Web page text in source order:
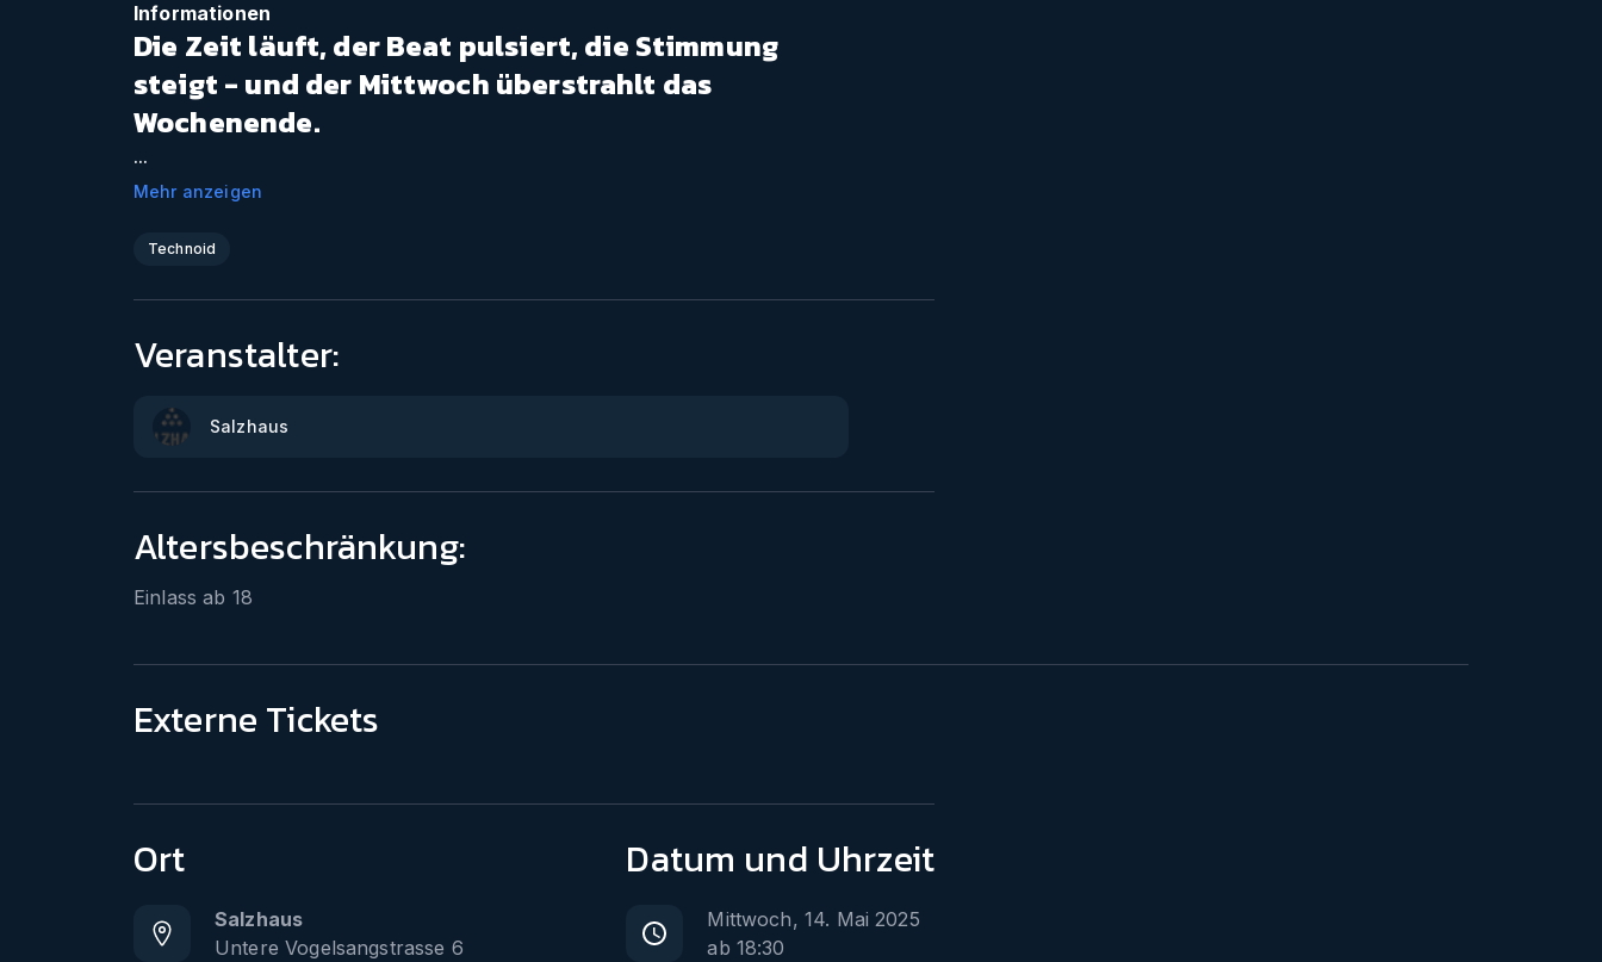
Informationen
Die Zeit läuft, der Beat pulsiert, die Stimmung
steigt - und der Mittwoch überstrahlt das
Wochenende.
...
Mehr anzeigen
Technoid
Veranstalter:
Salzhaus
Altersbeschränkung:
Einlass ab 18
Externe Tickets
Ort
Salzhaus
Untere Vogelsangstrasse 6
Datum und Uhrzeit
Mittwoch, 14. Mai 2025
ab 18:30